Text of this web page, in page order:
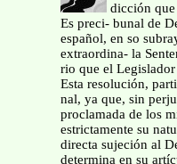
dicción
Es preci- bunal de
español, en so
extraordina- la
rio que el
Esta resolución,
nal, ya que, sin
proclamada de los
estrictamente su
directa sujeción al
determina en su